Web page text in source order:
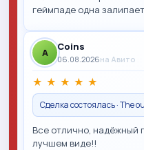
геймпаде одна
A Coins
06.08.2026на Авито
★ ★ ★ ★ ★
Сделка состоялась · The
Все отлично, надёжный
лучшем виде!!